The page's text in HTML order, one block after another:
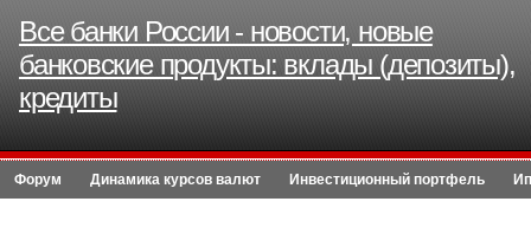
Все банки России - новости, новые
банковские продукты: вклады (депозиты),
кредиты
Форум Динамика курсов валют Инвестиционный портфель